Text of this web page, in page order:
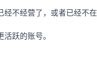
不经营了，或者已经不在
跃的账号。